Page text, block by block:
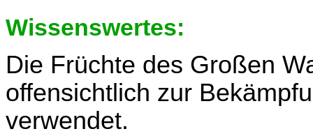
Wissenswertes:
Die Früchte des Großen
offensichtlich zur
verwendet.